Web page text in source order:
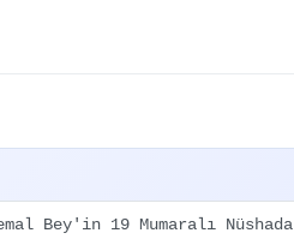
Bey'in 19 Mumaralı Nüshada